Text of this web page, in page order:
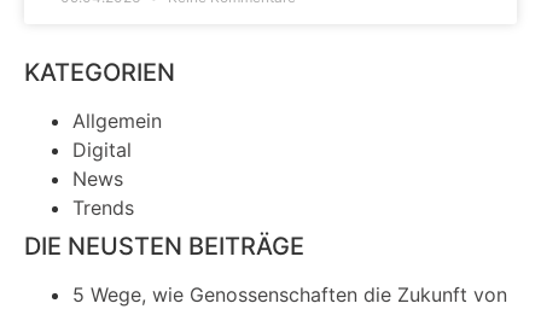
KATEGORIEN
Allgemein
Digital
News
Trends
DIE NEUSTEN BEITRÄGE
5 Wege, wie Genossenschaften die Zukunft von